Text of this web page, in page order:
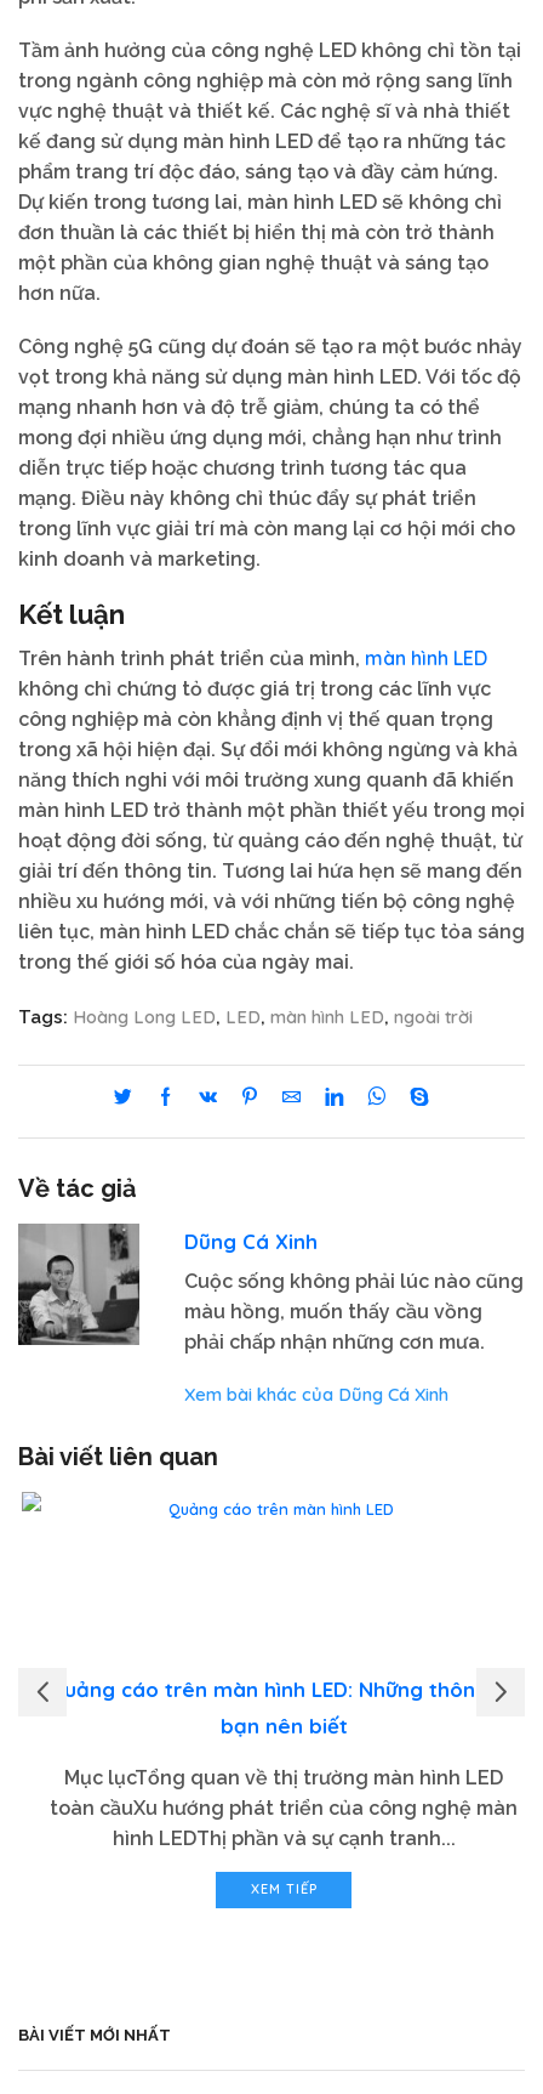
Tầm ảnh hưởng của công nghệ LED không chỉ tồn tại
trong ngành công nghiệp mà còn mở rộng sang lĩnh
vực nghệ thuật và thiết kế. Các nghệ sĩ và nhà thiết
kế đang sử dụng màn hình LED để tạo ra những tác
phẩm trang trí độc đáo, sáng tạo và đầy cảm hứng.
Dự kiến trong tương lai, màn hình LED sẽ không chỉ
đơn thuần là các thiết bị hiển thị mà còn trở thành
một phần của không gian nghệ thuật và sáng tạo
hơn nữa.
Công nghệ 5G cũng dự đoán sẽ tạo ra một bước nhảy
vọt trong khả năng sử dụng màn hình LED. Với tốc độ
mạng nhanh hơn và độ trễ giảm, chúng ta có thể
mong đợi nhiều ứng dụng mới, chẳng hạn như trình
diễn trực tiếp hoặc chương trình tương tác qua
mạng. Điều này không chỉ thúc đẩy sự phát triển
trong lĩnh vực giải trí mà còn mang lại cơ hội mới cho
kinh doanh và marketing.
Kết luận
Trên hành trình phát triển của mình, màn hình LED
không chỉ chứng tỏ được giá trị trong các lĩnh vực
công nghiệp mà còn khẳng định vị thế quan trọng
trong xã hội hiện đại. Sự đổi mới không ngừng và khả
năng thích nghi với môi trường xung quanh đã khiến
màn hình LED trở thành một phần thiết yếu trong mọi
hoạt động đời sống, từ quảng cáo đến nghệ thuật, từ
giải trí đến thông tin. Tương lai hứa hẹn sẽ mang đến
nhiều xu hướng mới, và với những tiến bộ công nghệ
liên tục, màn hình LED chắc chắn sẽ tiếp tục tỏa sáng
trong thế giới số hóa của ngày mai.
Tags: Hoàng Long LED, LED, màn hình LED, ngoài trời
Về tác giả
Dũng Cá Xinh
Cuộc sống không phải lúc nào cũng
màu hồng, muốn thấy cầu vồng
phải chấp nhận những cơn mưa.
Xem bài khác của Dũng Cá Xinh
Bài viết liên quan
Quảng cáo trên màn hình LED: Những thông tin
bạn nên biết
Mục lụcTổng quan về thị trường màn hình LED
toàn cầuXu hướng phát triển của công nghệ màn
hình LEDThị phần và sự cạnh tranh...
XEM TIẾP
BÀI VIẾT MỚI NHẤT